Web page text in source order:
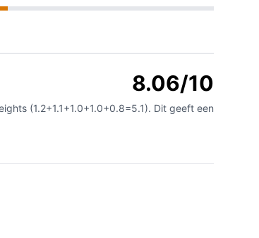
8.06/10
(1.2+1.1+1.0+1.0+0.8=5.1). Dit geeft een